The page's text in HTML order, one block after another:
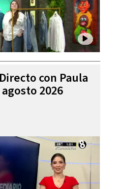
con Paula
2026